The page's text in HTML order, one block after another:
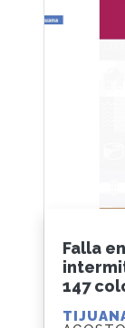
Falla
147